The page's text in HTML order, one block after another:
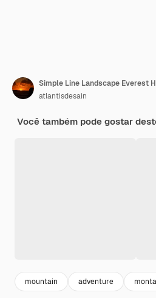
atlantisdesain
Você também pode gostar
mountain adventure